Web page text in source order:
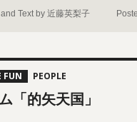
Text by 近藤英梨子
FUN
「的矢天国」